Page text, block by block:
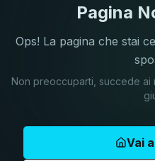
Pagina
Ops! La pagina che stai
Non preoccuparti, succede ai
Vai